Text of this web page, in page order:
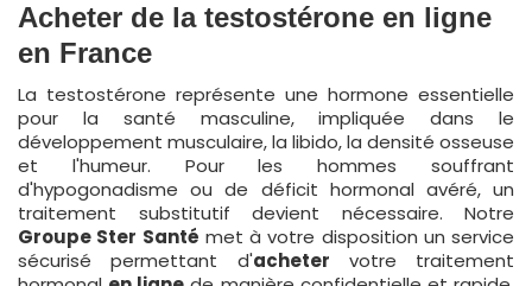
Acheter de la testostérone en ligne
en France
La testostérone représente une hormone essentielle
pour la santé masculine, impliquée dans le
développement musculaire, la libido, la densité osseuse
et l'humeur. Pour les hommes souffrant
d'hypogonadisme ou de déficit hormonal avéré, un
traitement substitutif devient nécessaire. Notre
Groupe Ster Santé met à votre disposition un service
sécurisé permettant d'acheter votre traitement